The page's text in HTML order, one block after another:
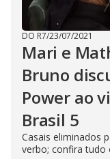
DO R7/23/07/2021
Mari e
Bruno
Power ao
Brasil 5
Casais eliminados
verbo; confira tudo